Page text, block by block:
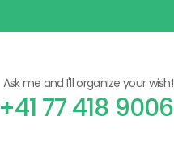
Ask me and I'll organize your wish!
+41 77 418 9006